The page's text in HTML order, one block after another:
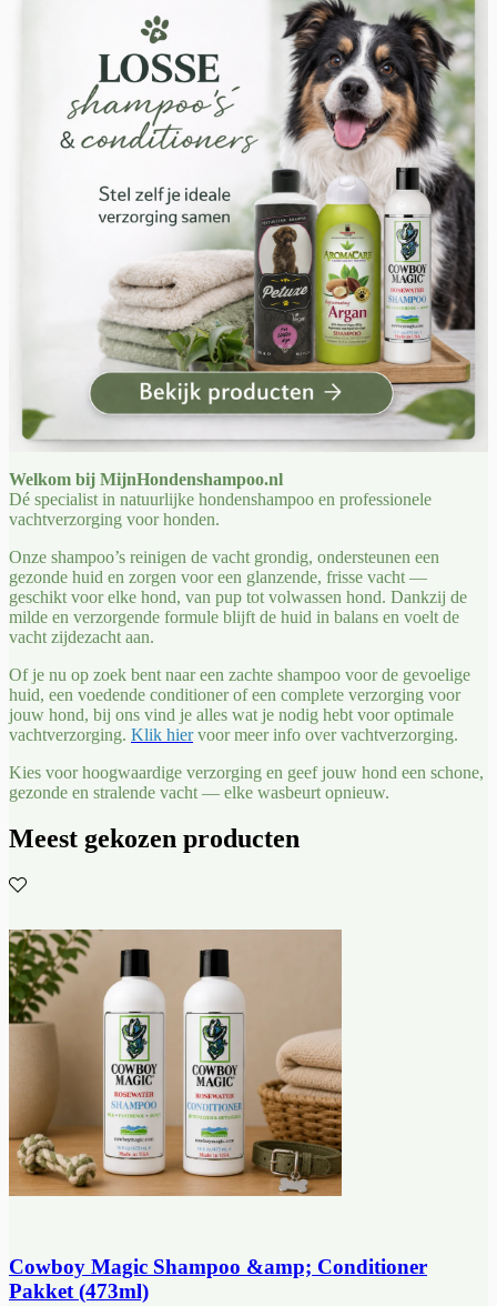
Welkom bij MijnHondenshampoo.nl
Dé specialist in natuurlijke hondenshampoo en professionele
vachtverzorging voor honden.
Onze shampoo’s reinigen de vacht grondig, ondersteunen een
gezonde huid en zorgen voor een glanzende, frisse vacht —
geschikt voor elke hond, van pup tot volwassen hond. Dankzij de
milde en verzorgende formule blijft de huid in balans en voelt de
vacht zijdezacht aan.
Of je nu op zoek bent naar een zachte shampoo voor de gevoelige
huid, een voedende conditioner of een complete verzorging voor
jouw hond, bij ons vind je alles wat je nodig hebt voor optimale
vachtverzorging. Klik hiervoor meer info over vachtverzorging.
Kies voor hoogwaardige verzorging en geef jouw hond een schone,
gezonde en stralende vacht — elke wasbeurt opnieuw.
Meest gekozen producten
Cowboy Magic Shampoo &amp; Conditioner
Pakket (473ml)